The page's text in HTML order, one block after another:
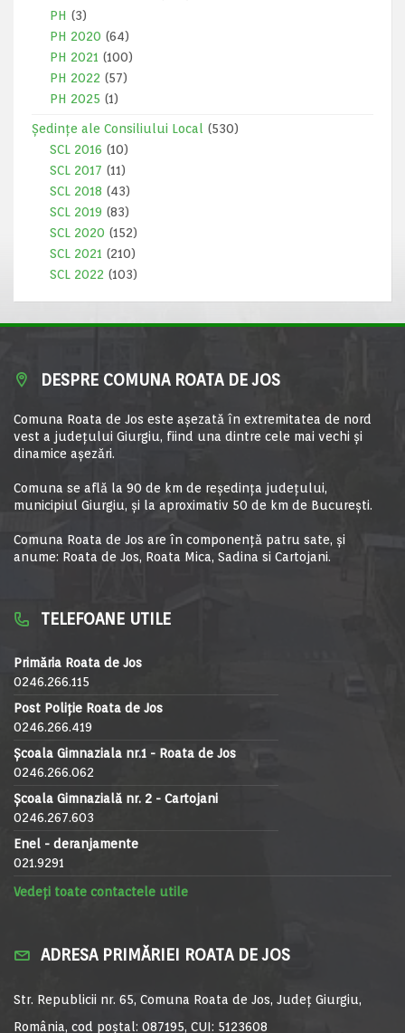
PH (3)
PH 2020 (64)
PH 2021 (100)
PH 2022 (57)
PH 2025 (1)
Ședințe ale Consiliului Local
(530)
SCL 2016 (10)
SCL 2017 (11)
SCL 2018 (43)
SCL 2019 (83)
SCL 2020 (152)
SCL 2021 (210)
SCL 2022 (103)
DESPRE COMUNA ROATA DE JOS
Comuna Roata de Jos este aşezată în extremitatea de nord
vest a judeţului Giurgiu, fiind una dintre cele mai vechi şi
dinamice aşezări.
Comuna se află la 90 de km de reşedinţa judeţului,
municipiul Giurgiu, şi la aproximativ 50 de km de Bucureşti.
Comuna Roata de Jos are în componență patru sate, și
anume: Roata de Jos, Roata Mica, Sadina si Cartojani.
TELEFOANE UTILE
Primăria Roata de Jos
0246.266.115
Post Poliție Roata de Jos
0246.266.419
Școala Gimnaziala nr.1 - Roata de Jos
0246.266.062
Școala Gimnazială nr. 2 - Cartojani
0246.267.603
Enel - deranjamente
021.9291
Vedeți toate contactele utile
ADRESA PRIMĂRIEI ROATA DE JOS
Str. Republicii nr. 65, Comuna Roata de Jos, Județ Giurgiu,
România, cod poștal: 087195, CUI: 5123608